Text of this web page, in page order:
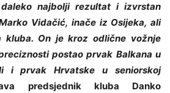
najbolji rezultat i izvrstan
Vidačić, inače iz Osijeka, ali
kluba. On je kroz odlične vožnje
postao prvak Balkana u
i prvak Hrvatske u seniorskoj
predsjednik kluba Danko